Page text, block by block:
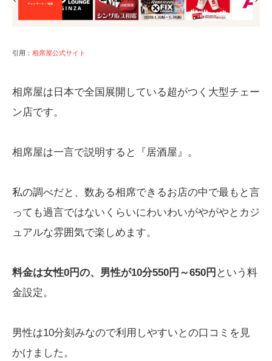
引用： 相席屋公式サイト
相席屋は日本で全国展開している超がつく大型チェー
ン店です。
相席屋は一言で説明すると『居酒屋』。
私の調べだと、数ある相席できるお店の中で最もと言
っても過言ではないくらいにわいわいがやがやとカジ
ュアルな雰囲気で楽しめます。
料金は女性0円の、男性が10分550円～650円 という料
金設定。
男性は10分刻みなので利用しやすいとの口コミを見
かけました。